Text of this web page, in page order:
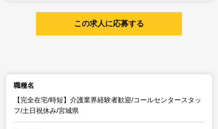
この求人に応募する
職種名
【完全在宅/時短】介護業界経験者歓迎/コールセンタースタッ
フ/土日祝休み/宮城県